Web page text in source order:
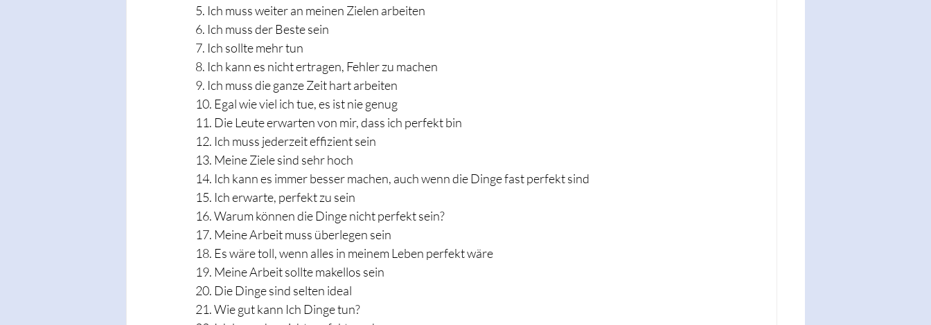
5. Ich muss weiter an meinen Zielen arbeiten
6. Ich muss der Beste sein
7. Ich sollte mehr tun
8. Ich kann es nicht ertragen, Fehler zu machen
9. Ich muss die ganze Zeit hart arbeiten
10. Egal wie viel ich tue, es ist nie genug
11. Die Leute erwarten von mir, dass ich perfekt bin
12. Ich muss jederzeit effizient sein
13. Meine Ziele sind sehr hoch
14. Ich kann es immer besser machen, auch wenn die Dinge fast perfekt sind
15. Ich erwarte, perfekt zu sein
16. Warum können die Dinge nicht perfekt sein?
17. Meine Arbeit muss überlegen sein
18. Es wäre toll, wenn alles in meinem Leben perfekt wäre
19. Meine Arbeit sollte makellos sein
20. Die Dinge sind selten ideal
21. Wie gut kann Ich Dinge tun?